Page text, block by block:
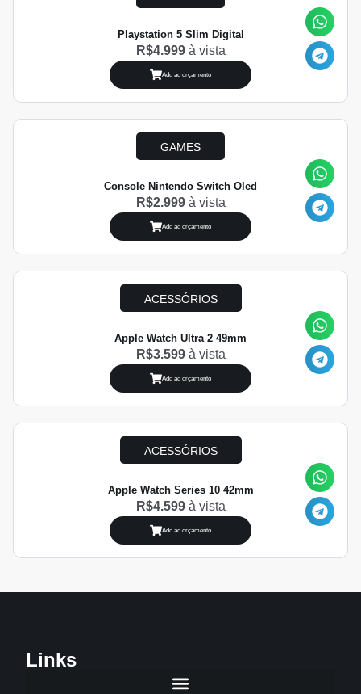
Playstation 5 Slim Digital
R$4.999à vista
Add ao orçamento
GAMES
Console Nintendo Switch Oled
R$2.999à vista
Add ao orçamento
ACESSÓRIOS
Apple Watch Ultra 2 49mm
R$3.599à vista
Add ao orçamento
ACESSÓRIOS
Apple Watch Series 10 42mm
R$4.599à vista
Add ao orçamento
Links